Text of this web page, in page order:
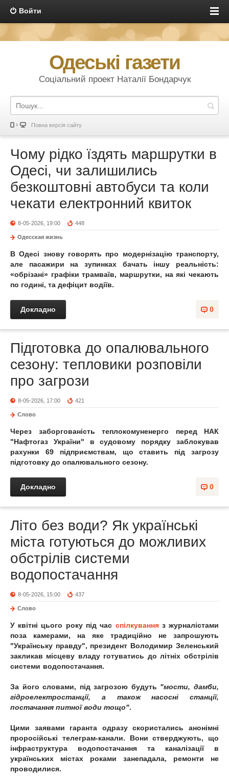
Войти
Одеські газети
Соціальний проект Наталії Бондарчук
Повна версія сайту
Чому рідко їздять маршрутки в
Одесі, чи залишились
безкоштовні автобуси та коли
чекати електронний квиток
8-05-2026, 19:00 448
Одесская жизнь
В Одесі знову говорять про модернізацію транспорту,
але пасажири на зупинках бачать іншу реальність:
«обрізані» графіки трамваїв, маршрутки, на які чекають
по годині, та дефіцит водіїв.
0
Докладно
Підготовка до опалювального
сезону: тепловики розповіли
про загрози
8-05-2026, 17:00 421
Слово
Через заборгованість теплокомуненерго перед НАК
"Нафтогаз України" в судовому порядку заблокував
рахунки 69 підприємствам, що ставить під загрозу
підготовку до опалювального сезону.
0
Докладно
Літо без води? Як українські
міста готуються до можливих
обстрілів системи
водопостачання
8-05-2026, 15:00 437
Слово
У квітні цього року під час спілкуванняз журналістами
поза камерами, на яке традиційно не запрошують
"Українську правду", президент Володимир Зеленський
закликав місцеву владу готуватись до літніх обстрілів
системи водопостачання.
За його словами, під загрозою будуть "мости, дамби,
гідроелектростанції, а також насосні станції,
постачання питної води тощо".
Цими заявами гаранта одразу скористались анонімні
проросійські телеграм-канали. Вони стверджують, що
інфраструктура водопостачання та каналізації в
українських містах роками занепадала, ремонти не
проводилися.